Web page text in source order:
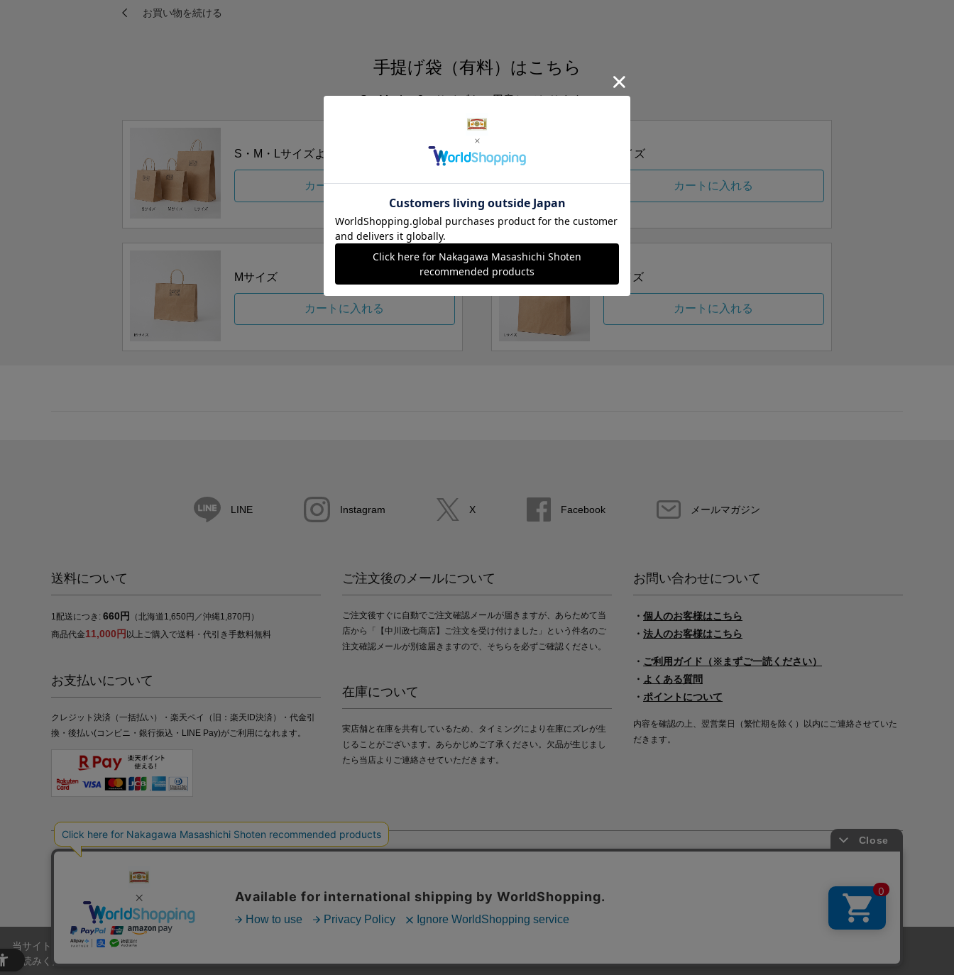
手提げ袋（有料）はこちら
S・M・Lの3つサイズをご用意しております。
S・M・Lサイズより当店にお任せ
カートに入れる
Sサイズ
カートに入れる
Mサイズ
カートに入れる
Lサイズ
カートに入れる
LINE Instagram X Facebook メールマガジン
送料について
1配送につき: 660円
（北海道1,650円／沖縄1,870円）
商品代金11,000円 以上ご購入で送料・代引き手数料無料
お支払いについて
クレジット決済（一括払い）・楽天ペイ（旧：楽天ID決済）・代金引
換・後払い(コンビニ・銀行振込・LINE Pay)がご利用になれます。
ご注文後のメールについて
ご注文後すぐに自動でご注文確認メールが届きますが、あらためて当
店から「【中川政七商店】ご注文を受け付けました」という件名のご
注文確認メールが別途届きますので、そちらを必ずご確認ください。
在庫について
実店舗と在庫を共有しているため、タイミングにより在庫にズレが生
じることがございます。あらかじめご了承ください。欠品が生じまし
たら当店よりご連絡させていただきます。
お問い合わせについて
・ 個人のお客様はこちら
・ 法人のお客様はこちら
・ ご利用ガイド（※まずご一読ください）
・ よくある質問
・ ポイントについて
内容を確認の上、翌営業日（繁忙期を除く）以内にご連絡させていた
だきます。
プライバシーポリシー
当サイトでは、当サイト内における閲覧履歴・属性情報などの取得および利便性向上のためにクッキー（Cookie）を使用いたします。詳細に関しては「
お読みください。